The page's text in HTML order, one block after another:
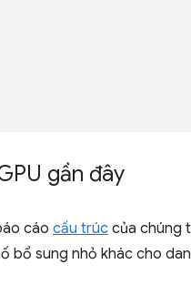
gần đây
cáo cấu trúc của chúng
bổ sung nhỏ khác cho